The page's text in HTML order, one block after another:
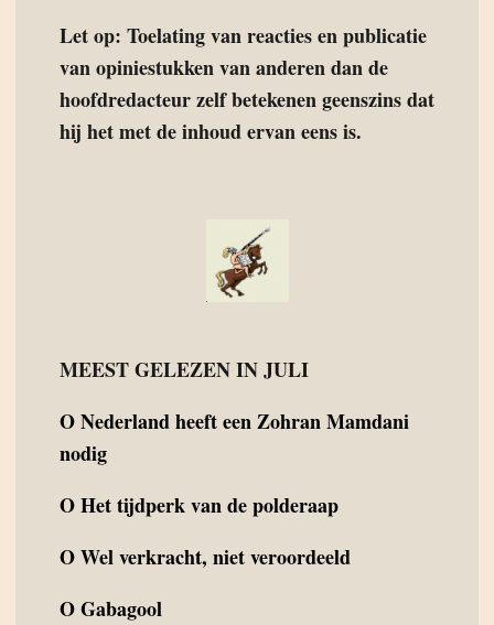
Let op: Toelating van reacties en publicatie
van opiniestukken van anderen dan de
hoofdredacteur zelf betekenen geenszins dat
hij het met de inhoud ervan eens is.
MEEST GELEZEN IN JULI
ONederland heeft een Zohran Mamdani
nodig
OHet tijdperk van de polderaap
OWel verkracht, niet veroordeeld
OGabagool